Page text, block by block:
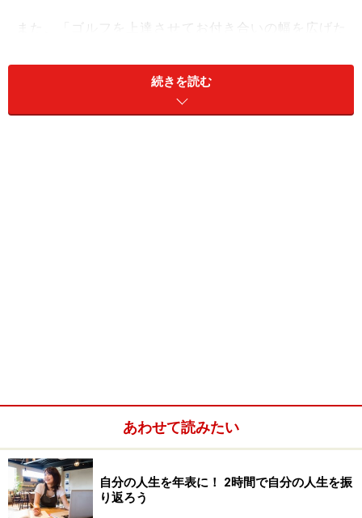
また、「ゴルフを上達させてお付き合いの幅を広げた
「ビジネスから離れて無償で誰かの役に立ちたい！」な
ど、目的がはっきりしている方や、早急にリセットが必
要な方も、夏休みを利用して次のステップアップにつな
人生考え直したい、誰かの役に立ちたい！という方は、
続きを読む
あわせて読みたい
自分の人生を年表に！ 2時間で自分の人生を振
り返ろう